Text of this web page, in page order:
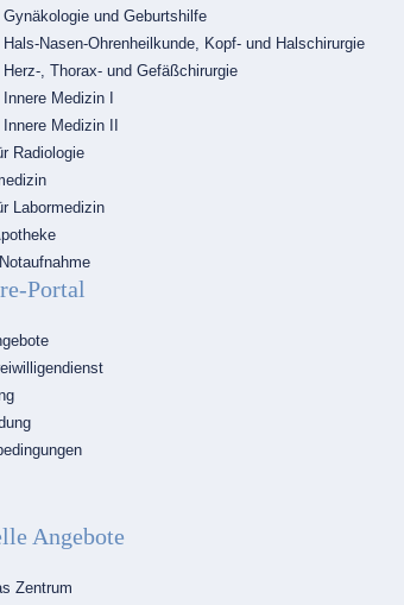
und Geburtshilfe
Nasen-Ohrenheilkunde, Kopf- und Halschirurgie
, Thorax- und Gefäßchirurgie
Medizin I
Medizin II
Radiologie
Labormedizin
Portal
Angebote
Zentrum